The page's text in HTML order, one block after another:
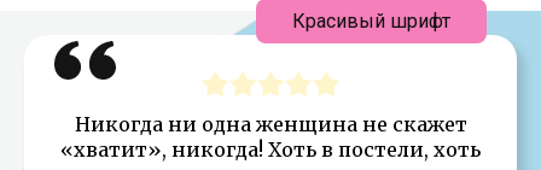
Никогда ни одна женщина не скажет
«хватит», никогда! Хоть в постели, хоть
Красивый шрифт